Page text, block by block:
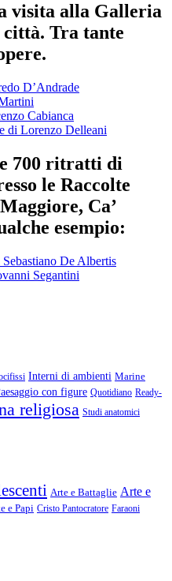
visita alla Galleria
Tra tante
D’Andrade
Cabianca
di Lorenzo Delleani
700 ritratti di
le Raccolte
Ca’
esempio:
De Albertis
Segantini
Interni di ambienti Marine
con figure Quotidiano Ready-
religiosa Studi anatomici
Arte e Battaglie Arte e
e Papi Cristo Pantocratore Faraoni